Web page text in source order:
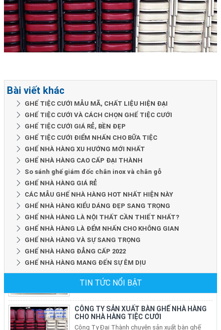
Bài viết khác
GHẾ TIỆC CƯỚI MẪU MÃ, CHẤT LIỆU HIỆN ĐẠI
GHẾ TIỆC CƯỚI VÀ CÁCH CHỌN GHẾ TIỆC CƯỚI
GHẾ TIỆC CƯỚI GIÁ RẺ, BỀN ĐẸP
GHẾ TIỆC CƯỚI ĐIỂM NHẤN CHO BỮA TIỆC
GHẾ NHÀ HÀNG XU HƯỚNG MỚI NHẤT
GHẾ NHÀ HÀNG CAO CẤP ĐẠI THÀNH
So sánh ghế giám đốc chân inox và chân gỗ
GHẾ NHÀ HÀNG GIÁ RẺ
CÁC MẪU GHẾ NHÀ HÀNG HOT NHẤT HIỆN NÀY
GHẾ NHÀ HÀNG KIỂU DÁNG ĐẸP SANG TRỌNG
GHẾ NHÀ HÀNG LÀ NỘI THẤT CẦN THIẾT NHẤT?
GHẾ NHÀ HÀNG LÀ ĐỂM NHẤN CHO KHÔNG GIAN
GHẾ NHÀ HÀNG VÀ SỰ SANG TRỌNG
GHẾ NHÀ HÀNG ĐẲNG CẤP 2022
GHẾ NHÀ HÀNG MANG ĐẾN SỰ ÊM DỊU
TIN TỨC NỔI BẬT
CÔNG TY SẢN XUẤT BÀN GHẾ NHÀ HÀNG
CHO NHÀ HÀNG TIỆC CƯỚI
Công Ty Đại Thành chuyên sản xuất bàn ghế
nhà hàng tiệc cưới tại tphcm và toàn quốc.
Nhằm đáp ứng nhu cầu sử dụng...